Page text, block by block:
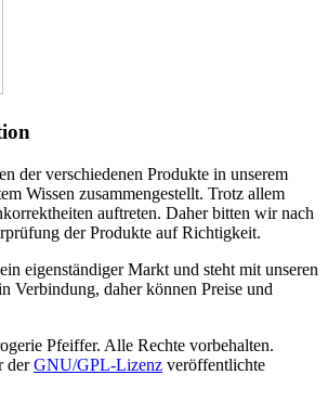
der verschiedenen Produkte in unserem
Wissen zusammengestellt. Trotz allem
auftreten. Daher bitten wir nach
der Produkte auf Richtigkeit.
eigenständiger Markt und steht mit unseren
Verbindung, daher können Preise und
Pfeiffer. Alle Rechte vorbehalten.
derGNU/GPL-Lizenz veröffentlichte